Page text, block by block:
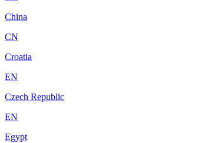
China
CN
Croatia
EN
Czech Republic
EN
Egypt